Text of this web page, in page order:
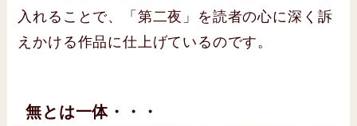
入れることで、「第二夜」を読者の心に深く訴
えかける作品に仕上げているのです。
無とは一体・・・